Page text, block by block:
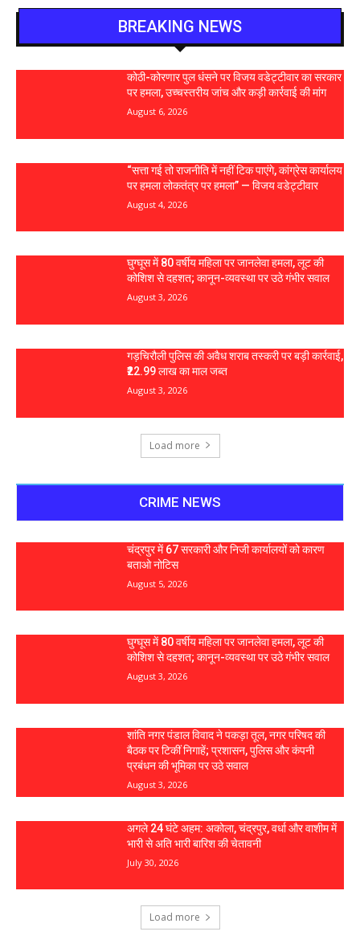
BREAKING NEWS
कोठी-कोरणार पुल धंसने पर विजय वडेट्टीवार का सरकार
पर हमला, उच्चस्तरीय जांच और कड़ी कार्रवाई की मांग
August 6, 2026
“सत्ता गई तो राजनीति में नहीं टिक पाएंगे, कांग्रेस कार्यालय
पर हमला लोकतंत्र पर हमला” — विजय वडेट्टीवार
August 4, 2026
घुग्घूस में 80 वर्षीय महिला पर जानलेवा हमला, लूट की
कोशिश से दहशत; कानून-व्यवस्था पर उठे गंभीर सवाल
August 3, 2026
गड़चिरौली पुलिस की अवैध शराब तस्करी पर बड़ी कार्रवाई,
₹22.99 लाख का माल जब्त
August 3, 2026
Load more
CRIME NEWS
चंद्रपुर में 67 सरकारी और निजी कार्यालयों को कारण
बताओ नोटिस
August 5, 2026
घुग्घूस में 80 वर्षीय महिला पर जानलेवा हमला, लूट की
कोशिश से दहशत; कानून-व्यवस्था पर उठे गंभीर सवाल
August 3, 2026
शांति नगर पंडाल विवाद ने पकड़ा तूल, नगर परिषद की
बैठक पर टिकीं निगाहें; प्रशासन, पुलिस और कंपनी
प्रबंधन की भूमिका पर उठे सवाल
August 3, 2026
अगले 24 घंटे अहम: अकोला, चंद्रपुर, वर्धा और वाशीम में
भारी से अति भारी बारिश की चेतावनी
July 30, 2026
Load more